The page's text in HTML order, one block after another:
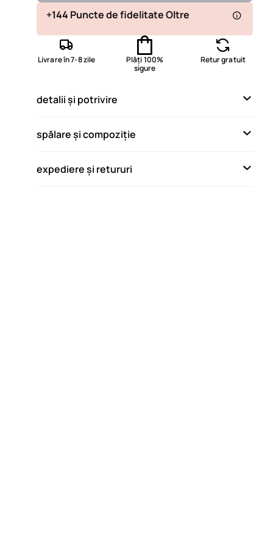
Disponibil
Disponibil
Disponibil
+144 Puncte de fidelitate Oltre
Livrare în 7-8 zile
Plăți 100%
sigure
Retur gratuit
detalii și potrivire
spălare și compoziție
expediere și retururi